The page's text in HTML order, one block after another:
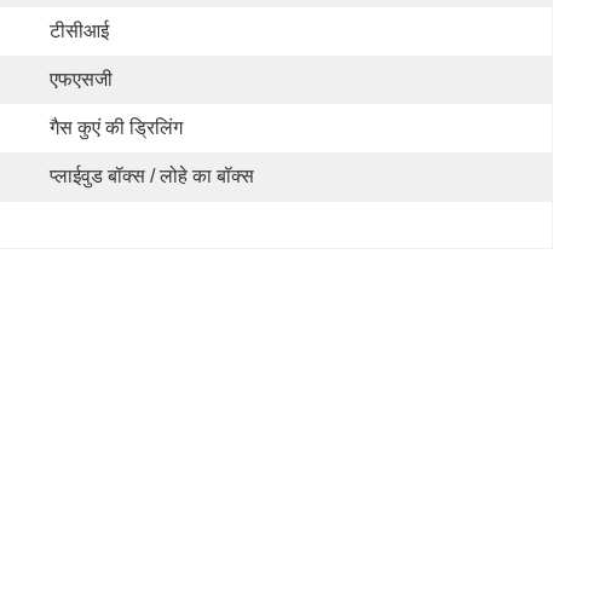
टीसीआई
एफएसजी
गैस कुएं की ड्रिलिंग
प्लाईवुड बॉक्स / लोहे का बॉक्स